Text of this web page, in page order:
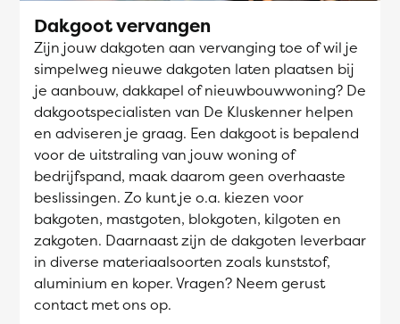
Dakgoot vervangen
Zijn jouw dakgoten aan vervanging toe of wil je
simpelweg nieuwe dakgoten laten plaatsen bij
je aanbouw, dakkapel of nieuwbouwwoning? De
dakgootspecialisten van De Kluskenner helpen
en adviseren je graag. Een dakgoot is bepalend
voor de uitstraling van jouw woning of
bedrijfspand, maak daarom geen overhaaste
beslissingen. Zo kunt je o.a. kiezen voor
bakgoten, mastgoten, blokgoten, kilgoten en
zakgoten. Daarnaast zijn de dakgoten leverbaar
in diverse materiaalsoorten zoals kunststof,
aluminium en koper. Vragen? Neem gerust
contact met ons op.